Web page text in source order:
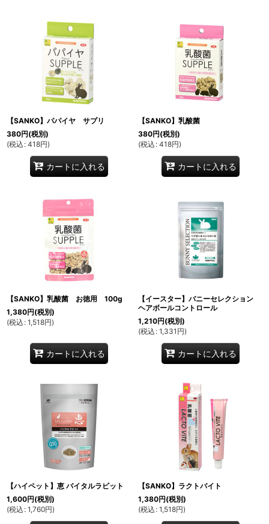
【SANKO】パパイヤ サプリ
380円(税別)
(税込 : 418円)
カートに入れる
【SANKO】乳酸菌
380円(税別)
(税込 : 418円)
カートに入れる
【SANKO】乳酸菌 お徳用 100g
1,380円(税別)
(税込 : 1,518円)
カートに入れる
【イースター】バニーセレクション
ヘアボールコントロール
1,210円(税別)
(税込 : 1,331 円)
カートに入れる
【ハイペット】恵 バイタルラビット
1,600円(税別)
(税込 : 1,760円)
【SANKO】ラクトバイト
1,380円(税別)
(税込 : 1,518円)